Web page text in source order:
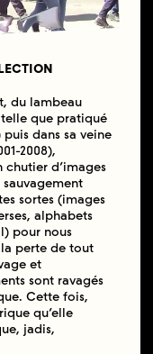
du lambeau
que pratiqué
dans sa veine
2008),
chutier d’images
sortes (images
alphabets
pour nous
perte de tout
et
sont ravagés
Cette fois,
qu’elle
jadis,